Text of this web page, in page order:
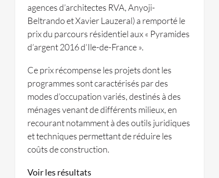
agences d’architectes RVA, Anyoji-
Beltrando et Xavier Lauzeral) a remporté le
prix du parcours résidentiel aux « Pyramides
d’argent 2016 d’Ile-de-France ».
Ce prix récompense les projets dont les
programmes sont caractérisés par des
modes d’occupation variés, destinés à des
ménages venant de différents milieux, en
recourant notamment à des outils juridiques
et techniques permettant de réduire les
coûts de construction.
Voir les résultats